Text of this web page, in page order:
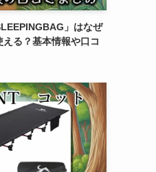
」はなぜ
る？基本情報や口コ